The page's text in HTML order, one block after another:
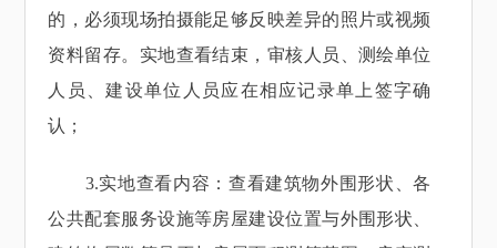
的，必须现场拍摄能足够反映差异的照片或视频
资料留存。实地查看结束，审核人员、测绘单位
人员、建设单位人员应在相应记录单上签字确
认；
3.实地查看内容：查看建筑物外围形状、各
公共配套服务设施等房屋建设位置与外围形状、